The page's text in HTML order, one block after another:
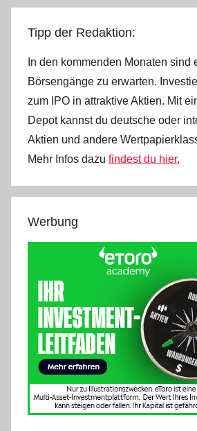
Tipp der Redaktion:
In den kommenden Monaten sind
Börsengänge zu erwarten.
zum IPO in attraktive Aktien. Mit
Depot kannst du deutsche oder
Aktien und andere
Mehr Infos dazu findest du hier.
Werbung